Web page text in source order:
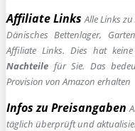
Affiliate Links Alle Links
Dänisches Bettenlager,
Affiliate Links. Dies hat
Nachteile für Sie. Das
Provision von Amazon erhalten
Infos zu Preisangaben
täglich überprüft und